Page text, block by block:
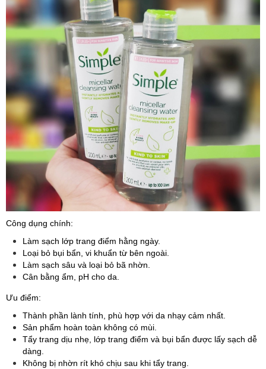
Công dụng chính:
Làm sạch lớp trang điểm hằng ngày.
Loại bỏ bụi bẩn, vi khuẩn từ bên ngoài.
Làm sạch sâu và loại bỏ bã nhờn.
Cân bằng ẩm, pH cho da.
Ưu điểm:
Thành phần lành tính, phù hợp với da nhạy cảm nhất.
Sản phẩm hoàn toàn không có mùi.
Tẩy trang dịu nhẹ, lớp trang điểm và bụi bẩn được lấy sạch dễ
dàng.
Không bị nhờn rít khó chịu sau khi tẩy trang.